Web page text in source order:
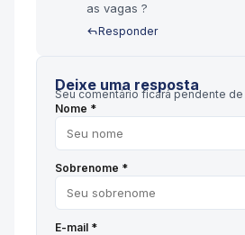
as vagas ?
Responder
Deixe uma resposta
Seu comentário ficará pendente
Nome *
Sobrenome *
E-mail *